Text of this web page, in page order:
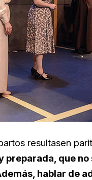
resultasen
preparada, que
hablar de